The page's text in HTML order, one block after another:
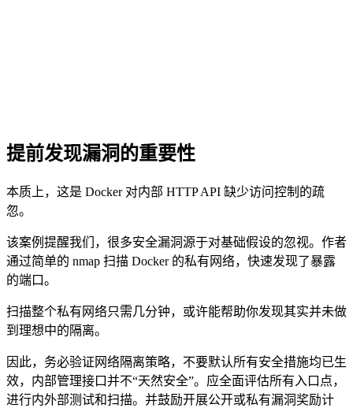
提前发现漏洞的重要性
本质上，这是 Docker 对内部 HTTP API 缺少访问控制的疏
忽。
该案例提醒我们，很多安全漏洞源于对基础假设的忽视。作者
通过简单的 nmap 扫描 Docker 的私有网络，快速发现了暴露
的端口。
扫描整个私有网络只需几分钟，或许能帮助你发现其实并未做
到理想中的隔离。
因此，务必验证网络隔离策略，不要默认所有安全措施均已生
效，内部管理接口并不“天然安全”。应全面评估所有入口点，
进行内外部测试和扫描。并鼓励开展公开或私有漏洞奖励计